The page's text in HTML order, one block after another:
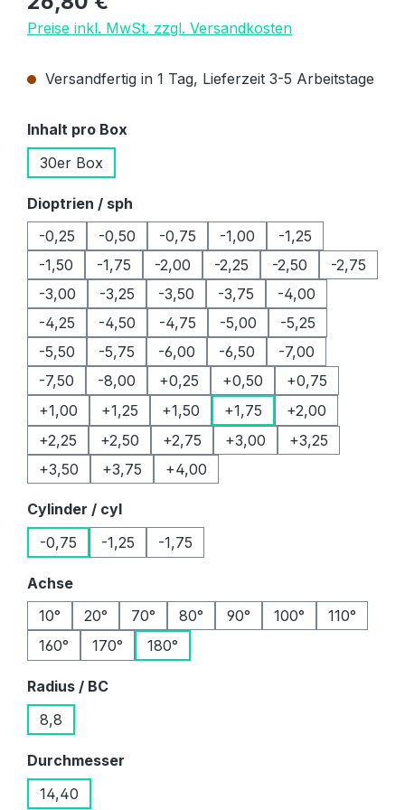
Preise inkl. MwSt. zzgl. Versandkosten
Versandfertig in 1 Tag, Lieferzeit 3-5 Arbeitstage
Inhalt pro Box
30er Box
Dioptrien / sph
-0,25
-0,50 -0,75 -1,00
-1,25
-1,50
-1,75 -2,00 -2,25 -2,50
-2,75
-3,00
-3,25 -3,50 -3,75
-4,00
-4,25
-4,50 -4,75 -5,00
-5,25
-5,50
-5,75 -6,00 -6,50
-7,00
-7,50
-8,00 +0,25 +0,50
+0,75
+1,00
+1,25 +1,50 +1,75
+2,00
+2,25
+2,50 +2,75 +3,00
+3,25
+3,50
+3,75 +4,00
Cylinder / cylauswählen
-0,75
-1,25 -1,75
Achseauswählen
10°
20° 70° 80° 90° 100°
110°
160°
170° 180°
Radius / BCauswählen
8,8
Durchmesser
14,40